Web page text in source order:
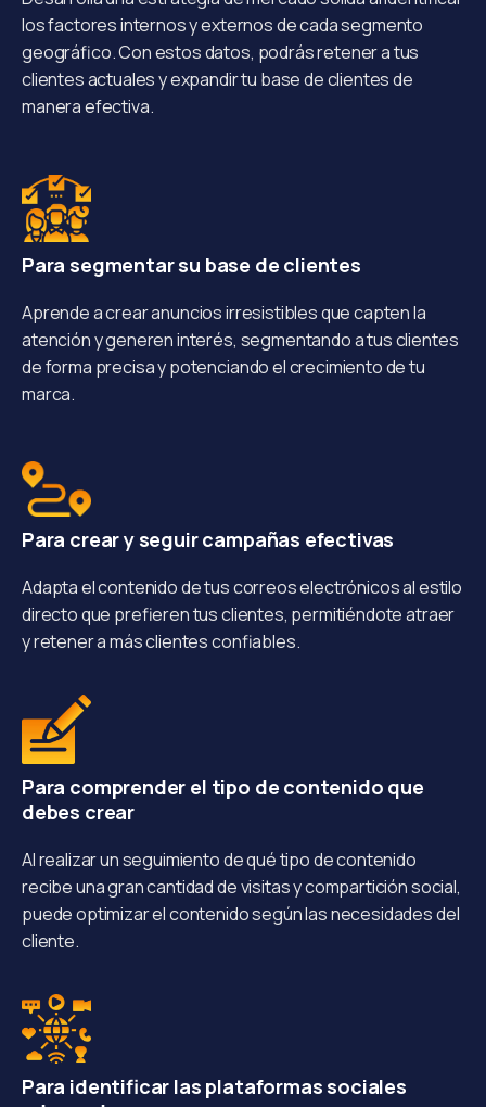
los factores internos y externos de cada segmento
geográfico. Con estos datos, podrás retener a tus
clientes actuales y expandir tu base de clientes de
manera efectiva.
Para segmentar su base de clientes
Aprende a crear anuncios irresistibles que capten la
atención y generen interés, segmentando a tus clientes
de forma precisa y potenciando el crecimiento de tu
marca.
Para crear y seguir campañas efectivas
Adapta el contenido de tus correos electrónicos al estilo
directo que prefieren tus clientes, permitiéndote atraer
y retener a más clientes confiables.
Para comprender el tipo de contenido que
debes crear
Al realizar un seguimiento de qué tipo de contenido
recibe una gran cantidad de visitas y compartición social,
puede optimizar el contenido según las necesidades del
cliente.
Para identificar las plataformas sociales